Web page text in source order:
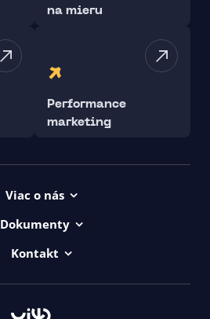
na mieru
Performance
marketing
Viac o nás
uičkovská abeceda
Dokumenty
GDPR
Kontakt
Kontakt